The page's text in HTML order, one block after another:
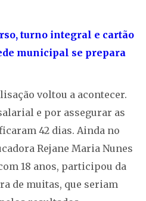
turno integral e cartão
municipal se prepara
voltou a acontecer.
e por assegurar as
42 dias. Ainda no
Rejane Maria Nunes
18 anos, participou da
de muitas, que seriam